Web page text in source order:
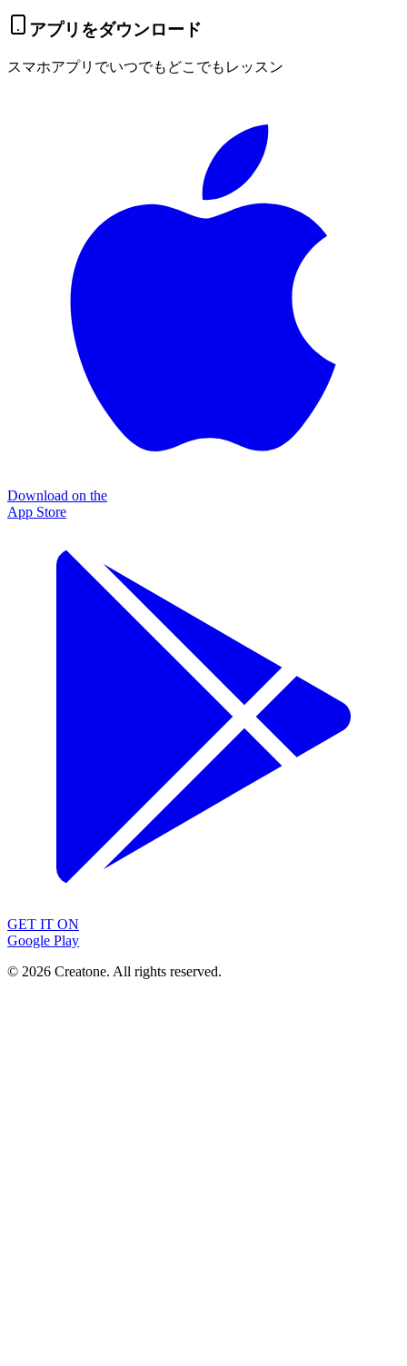
アプリをダウンロード
スマホアプリでいつでもどこでもレッスン
Download on the
App Store
GET IT ON
Google Play
© 2026 Creatone. All rights reserved.